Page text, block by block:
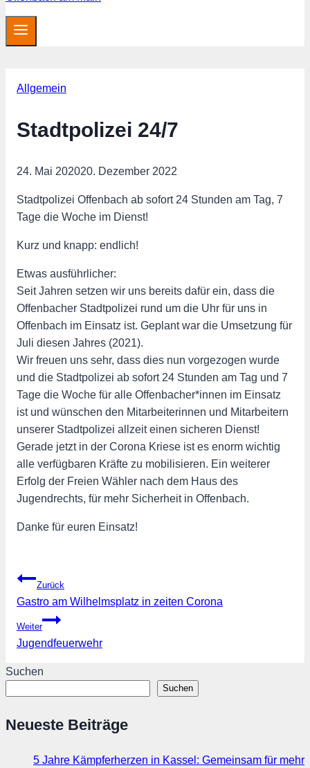
Allgemein
Stadtpolizei 24/7
24. Mai 202020. Dezember 2022
Stadtpolizei Offenbach ab sofort 24 Stunden am Tag, 7
Tage die Woche im Dienst!
Kurz und knapp: endlich!
Etwas ausführlicher:
Seit Jahren setzen wir uns bereits dafür ein, dass die
Offenbacher Stadtpolizei rund um die Uhr für uns in
Offenbach im Einsatz ist. Geplant war die Umsetzung für
Juli diesen Jahres (2021).
Wir freuen uns sehr, dass dies nun vorgezogen wurde
und die Stadtpolizei ab sofort 24 Stunden am Tag und 7
Tage die Woche für alle Offenbacher*innen im Einsatz
ist und wünschen den Mitarbeiterinnen und Mitarbeitern
unserer Stadtpolizei allzeit einen sicheren Dienst!
Gerade jetzt in der Corona Kriese ist es enorm wichtig
alle verfügbaren Kräfte zu mobilisieren. Ein weiterer
Erfolg der Freien Wähler nach dem Haus des
Jugendrechts, für mehr Sicherheit in Offenbach.
Danke für euren Einsatz!
Beitragsnavigation
Zurück
Gastro am Wilhelmsplatz in zeiten Corona
Weiter
Jugendfeuerwehr
Suchen
Suchen
Neueste Beiträge
5 Jahre Kämpferherzen in Kassel: Gemeinsam für mehr